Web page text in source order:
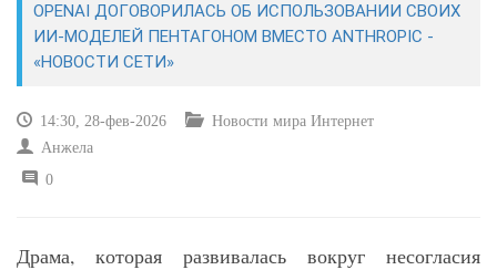
САЙТОСТРОЕНИЕ
OPENAI ДОГОВОРИЛАСЬ ОБ ИСПОЛЬЗОВАНИИ СВОИХ
ИИ-МОДЕЛЕЙ ПЕНТАГОНОМ ВМЕСТО ANTHROPIC -
«НОВОСТИ СЕТИ»
14:30, 28-фев-2026
Новости мира Интернет
Анжела
0
Драма, которая развивалась вокруг несогласия